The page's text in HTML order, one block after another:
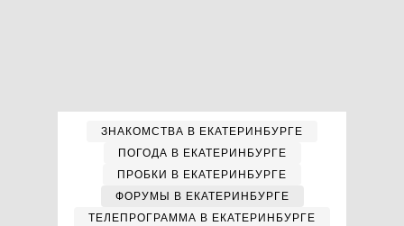
ЗНАКОМСТВА В ЕКАТЕРИНБУРГЕ
ПОГОДА В ЕКАТЕРИНБУРГЕ
ПРОБКИ В ЕКАТЕРИНБУРГЕ
ФОРУМЫ В ЕКАТЕРИНБУРГЕ
ТЕЛЕПРОГРАММА В ЕКАТЕРИНБУРГЕ